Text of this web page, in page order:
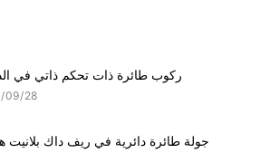
ركوب طائرة ذات تحكم ذاتي في
09 28
جولة طائرة دائرية في ريف داك بلانيت